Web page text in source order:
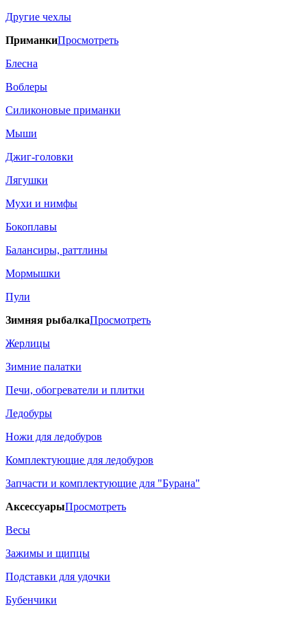
Другие чехлы
ПриманкиПросмотреть
Блесна
Воблеры
Силиконовые приманки
Мыши
Джиг-головки
Лягушки
Мухи и нимфы
Бокоплавы
Балансиры, раттлины
Мормышки
Пули
Зимняя рыбалкаПросмотреть
Жерлицы
Зимние палатки
Печи, обогреватели и плитки
Ледобуры
Ножи для ледобуров
Комплектующие для ледобуров
Запчасти и комплектующие для "Бурана"
АксессуарыПросмотреть
Весы
Зажимы и щипцы
Подставки для удочки
Бубенчики